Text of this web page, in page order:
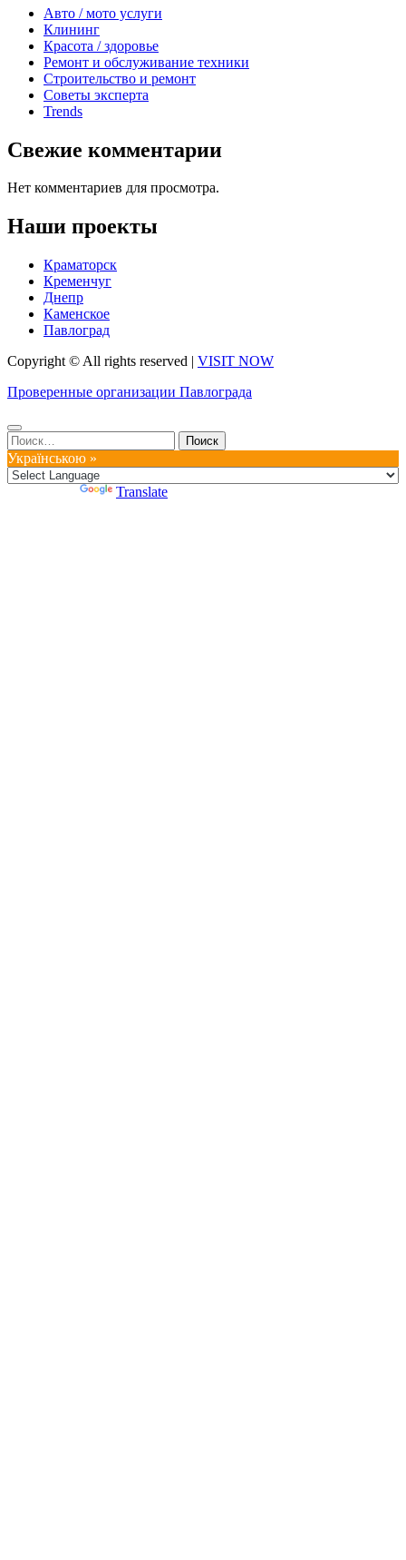
Авто / мото услуги
Клининг
Красота / здоровье
Ремонт и обслуживание техники
Строительство и ремонт
Советы эксперта
Trends
Свежие комментарии
Нет комментариев для просмотра.
Наши проекты
Краматорск
Кременчуг
Днепр
Каменское
Павлоград
Copyright © All rights reserved | VISIT NOW
Проверенные организации Павлограда
Найти:
Українською »
Translate